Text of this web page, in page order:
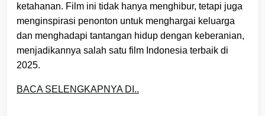
ketahanan. Film ini tidak hanya menghibur, tetapi juga
menginspirasi penonton untuk menghargai keluarga
dan menghadapi tantangan hidup dengan keberanian,
menjadikannya salah satu film Indonesia terbaik di
2025.
BACA SELENGKAPNYA DI..